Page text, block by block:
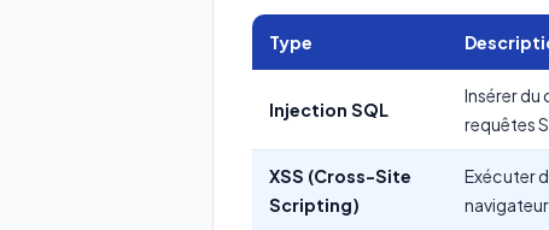
Type
Injection SQL
Insérer du
requêtes
XSS (Cross-Site
Scripting)
Exécuter